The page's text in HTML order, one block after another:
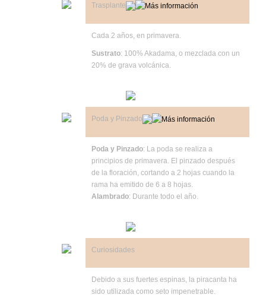
Trasplante
Cada 2 años, en primavera.
Sustrato: 100% Akadama, o mezclada con un
20% de grava volcánica.
Poda y Pinzado
Poda y Pinzado: La poda se realiza a
principios de primavera. El pinzado después
de la floración, cortando a 2 hojas cuando la
rama ha emitido de 6 a 8 hojas.
Alambrado: Durante todo el año.
Curiosidades
Debido a sus fuertes espinas, la piracanta ha
sido utilizada como seto impenetrable.